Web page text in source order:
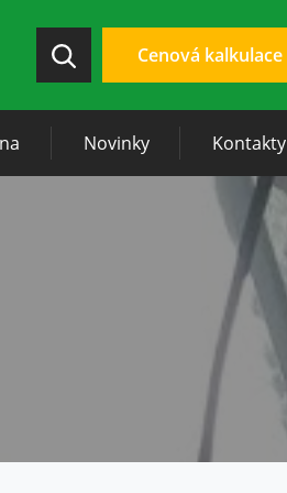
Cenová kalkulace
Novinky Kontakty